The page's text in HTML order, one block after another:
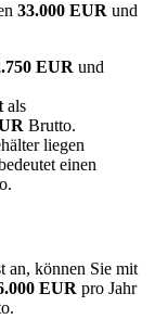
33.000 EUR und
EUR und
als
Brutto.
liegen
einen
an, können Sie mit
EUR pro Jahr